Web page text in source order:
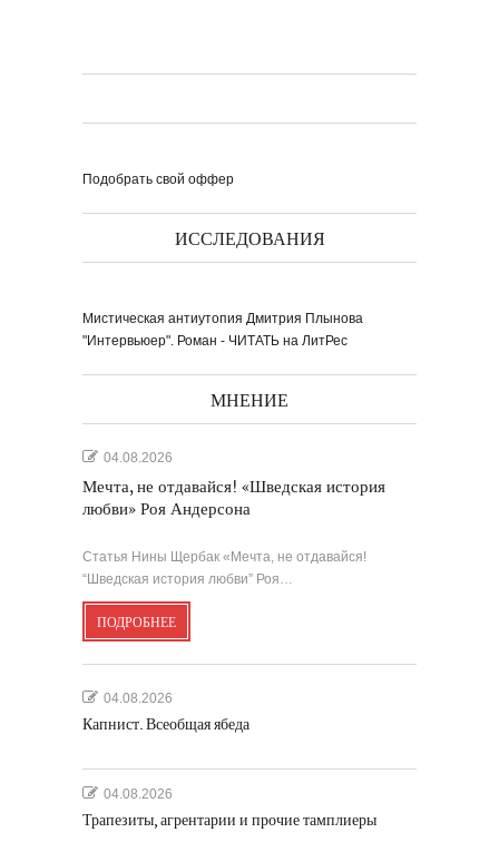
Подобрать свой оффер
ИССЛЕДОВАНИЯ
Мистическая антиутопия Дмитрия Плынова
"Интервьюер". Роман - ЧИТАТЬ на ЛитРес
МНЕНИЕ
04.08.2026
Мечта, не отдавайся! «Шведская история
любви» Роя Андерсона
Статья Нины Щербак «Мечта, не отдавайся!
“Шведская история любви” Роя…
ПОДРОБНЕЕ
04.08.2026
Капнист. Всеобщая ябеда
04.08.2026
Трапезиты, агрентарии и прочие тамплиеры